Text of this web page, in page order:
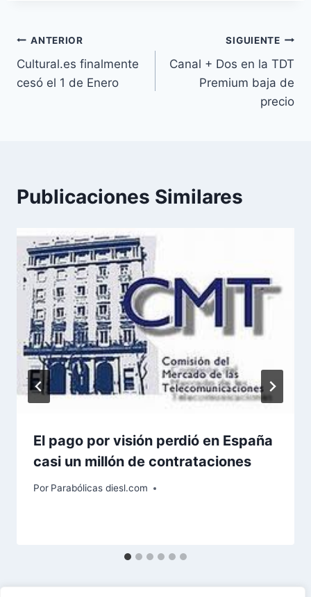
Navegación
de
ANTERIOR
Cultural.es finalmente
cesó el 1 de Enero
SIGUIENTE
Canal + Dos en la TDT
Premium baja de
precio
Publicaciones Similares
El pago por visión perdió en España
casi un millón de contrataciones
Por Parabólicas diesl.com